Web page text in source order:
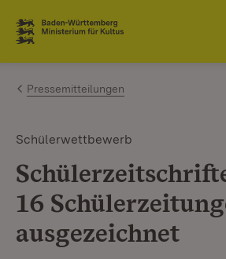
Zum Inhalt springen
Link zur Startseite
Pressemitteilungen
Schülerwettbewerb
16
ausgezeichnet